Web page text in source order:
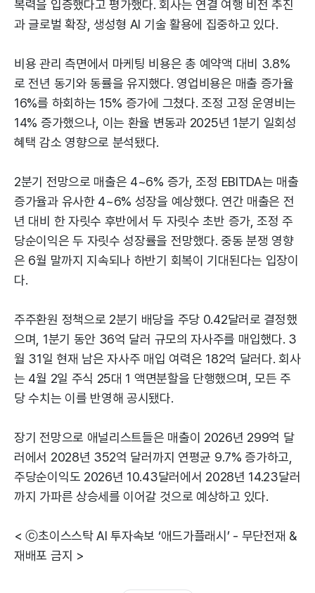
복력을 입증했다고 평가했다. 회사는 연결 여행 비전 추진
과 글로벌 확장, 생성형 AI 기술 활용에 집중하고 있다.
비용 관리 측면에서 마케팅 비용은 총 예약액 대비 3.8%
로 전년 동기와 동률을 유지했다. 영업비용은 매출 증가율
16%를 하회하는 15% 증가에 그쳤다. 조정 고정 운영비는
14% 증가했으나, 이는 환율 변동과 2025년 1분기 일회성
혜택 감소 영향으로 분석됐다.
2분기 전망으로 매출은 4~6% 증가, 조정 EBITDA는 매출
증가율과 유사한 4~6% 성장을 예상했다. 연간 매출은 전
년 대비 한 자릿수 후반에서 두 자릿수 초반 증가, 조정 주
당순이익은 두 자릿수 성장률을 전망했다. 중동 분쟁 영향
은 6월 말까지 지속되나 하반기 회복이 기대된다는 입장이
다.
주주환원 정책으로 2분기 배당을 주당 0.42달러로 결정했
으며, 1분기 동안 36억 달러 규모의 자사주를 매입했다. 3
월 31일 현재 남은 자사주 매입 여력은 182억 달러다. 회사
는 4월 2일 주식 25대 1 액면분할을 단행했으며, 모든 주
당 수치는 이를 반영해 공시됐다.
장기 전망으로 애널리스트들은 매출이 2026년 299억 달
러에서 2028년 352억 달러까지 연평균 9.7% 증가하고,
주당순이익도 2026년 10.43달러에서 2028년 14.23달러
까지 가파른 상승세를 이어갈 것으로 예상하고 있다.
< ⓒ초이스스탁 AI 투자속보 ‘애드가플래시’ - 무단전재 &
재배포 금지 >